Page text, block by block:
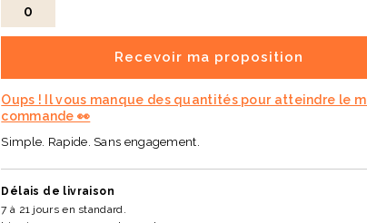
0
Recevoir ma proposition
Oups ! Il vous manque des quantités pour atteindre le
commande 👀
Simple. Rapide. Sans engagement.
Délais de livraison
7 à 21 jours en standard.